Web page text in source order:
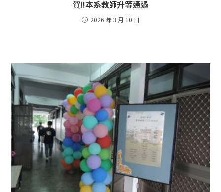
賀!!本系教師升等通過
2026 年 3 月 10 日